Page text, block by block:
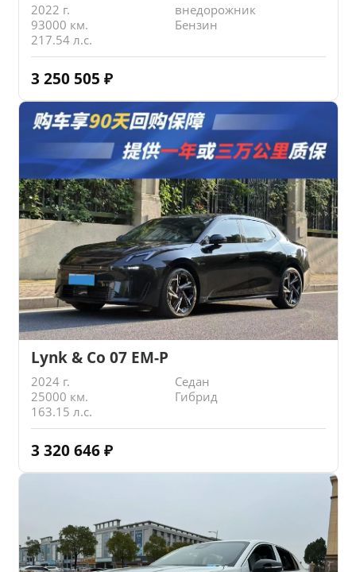
2022 г.
внедорожник
93000 км.
Бензин
217.54 л.с.
3 250 505 ₽
Lynk & Co 07 EM-P
2024 г.
Седан
25000 км.
Гибрид
163.15 л.с.
3 320 646 ₽